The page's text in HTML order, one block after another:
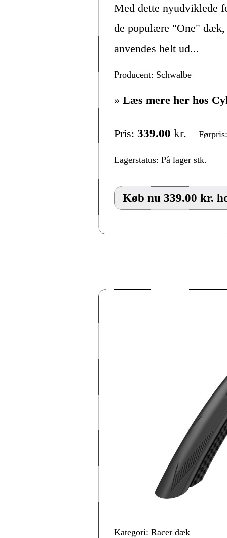
Med dette nyudviklede
de populære "One" dæk,
anvendes helt ud...
Producent: Schwalbe
» Læs mere her hos
Pris: 339.00 kr.
Lagerstatus: På lager stk.
Køb nu 339.00 kr.
Kategori: Racer dæk